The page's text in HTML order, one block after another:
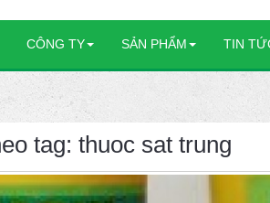
CÔNG TY SẢN PHẨM TIN
tag: thuoc sat trung